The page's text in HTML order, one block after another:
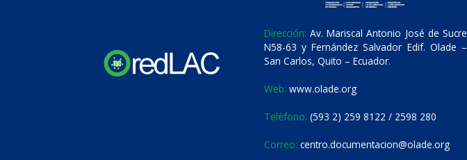
Dirección: Av. Mariscal Antonio José de Sucre
N58-63 y Fernández Salvador Edif. Olade –
San Carlos, Quito – Ecuador.
Web: www.olade.org
Teléfono: (593 2) 259 8122 / 2598 280
Correo: centro.documentacion@olade.org